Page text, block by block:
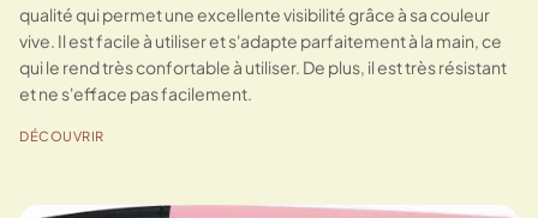
qualité qui permet une excellente visibilité grâce à sa couleur
vive. Il est facile à utiliser et s'adapte parfaitement à la main, ce
qui le rend très confortable à utiliser. De plus, il est très résistant
et ne s'efface pas facilement.
DÉCOUVRIR